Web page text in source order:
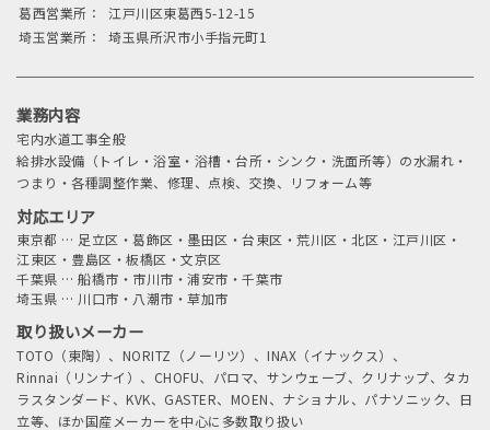
葛西営業所：
江戸川区東葛西5-12-15
埼玉営業所：
埼玉県所沢市小手指元町1
業務内容
宅内水道工事全般
給排水設備（トイレ・浴室・浴槽・台所・シンク・洗面所等）の水漏れ・
つまり・各種調整作業、修理、点検、交換、リフォーム等
対応エリア
東京都 … 足立区・葛飾区・墨田区・台東区・荒川区・北区・江戸川区・
江東区・豊島区・板橋区・文京区
千葉県 … 船橋市・市川市・浦安市・千葉市
埼玉県 … 川口市・八潮市・草加市
取り扱いメーカー
TOTO（東陶）、NORITZ（ノーリツ）、INAX（イナックス）、
Rinnai（リンナイ）、CHOFU、パロマ、サンウェーブ、クリナップ、タカ
ラスタンダード、KVK、GASTER、MOEN、ナショナル、パナソニック、日
立等、ほか国産メーカーを中心に多数取り扱い